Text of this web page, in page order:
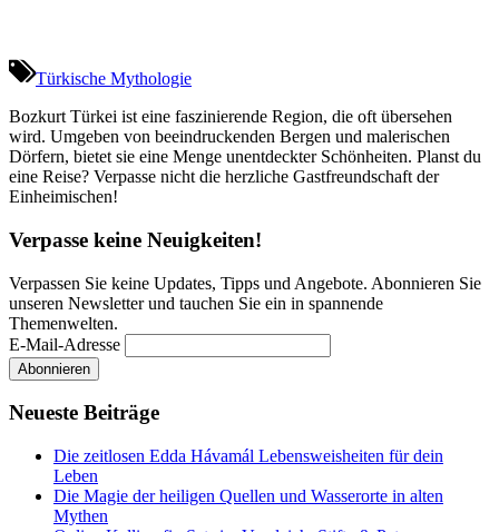
Türkische Mythologie
Bozkurt Türkei ist eine faszinierende Region, die oft übersehen
wird. Umgeben von beeindruckenden Bergen und malerischen
Dörfern, bietet sie eine Menge unentdeckter Schönheiten. Planst du
eine Reise? Verpasse nicht die herzliche Gastfreundschaft der
Einheimischen!
Verpasse keine Neuigkeiten!
Verpassen Sie keine Updates, Tipps und Angebote. Abonnieren Sie
unseren Newsletter und tauchen Sie ein in spannende
Themenwelten.
E-Mail-Adresse
Neueste Beiträge
Die zeitlosen Edda Hávamál Lebensweisheiten für dein
Leben
Die Magie der heiligen Quellen und Wasserorte in alten
Mythen